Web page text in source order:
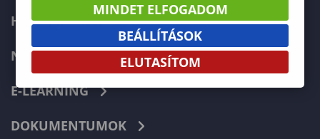
HIBABEJELENTÉS
NEPTUN
E-LEARNING
DOKUMENTUMOK
MINDET ELFOGADOM
BEÁLLÍTÁSOK
ELUTASÍTOM